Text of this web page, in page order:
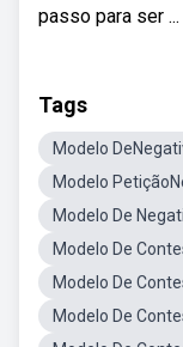
passo para ser ...
Tags
Modelo
Modelo
Modelo De
Modelo De
Modelo De
Modelo De